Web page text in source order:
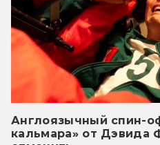
Англоязычный спин-
кальмара» от Дэвида